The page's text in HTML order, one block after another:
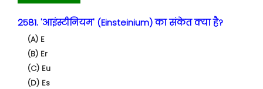
2581. 'आइंस्टीनियम' (Einsteinium) का संकेत क्या है?
(A) E
(B) Er
(C) Eu
(D) Es